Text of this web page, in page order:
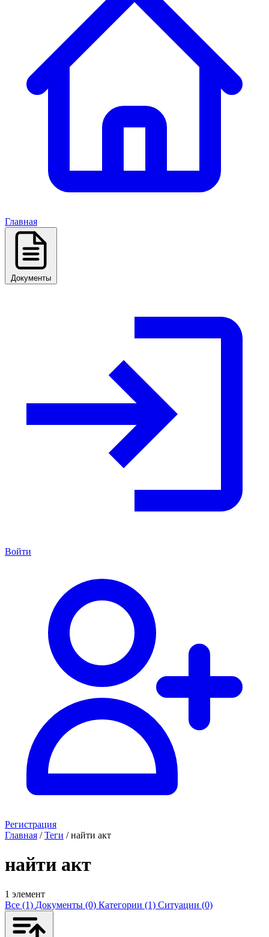
Главная
Документы
Войти
Регистрация
Главная / Теги / найти акт
найти акт
1 элемент
Все (1) Документы (0) Категории (1) Ситуации (0)